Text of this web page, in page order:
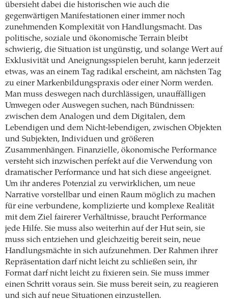
übersieht dabei die historischen wie auch die
gegenwärtigen Manifestationen einer immer noch
zunehmenden Komplexität von Handlungsmacht. Das
politische, soziale und ökonomische Terrain bleibt
schwierig, die Situation ist ungünstig, und solange Wert auf
Exklusivität und Aneignungsspielen beruht, kann jederzeit
etwas, was an einem Tag radikal erscheint, am nächsten Tag
zu einer Markenbildungspraxis oder einer Norm werden.
Man muss deswegen nach durchlässigen, unauffälligen
Umwegen oder Auswegen suchen, nach Bündnissen:
zwischen dem Analogen und dem Digitalen, dem
Lebendigen und dem Nicht-lebendigen, zwischen Objekten
und Subjekten, Individuen und größeren
Zusammenhängen. Finanzielle, ökonomische Performance
versteht sich inzwischen perfekt auf die Verwendung von
dramatischer Performance und hat sich diese angeeignet.
Um ihr anderes Potenzial zu verwirklichen, um neue
Narrative vorstellbar und einen Raum möglich zu machen
für eine verbundene, komplizierte und komplexe Realität
mit dem Ziel fairerer Verhältnisse, braucht Performance
jede Hilfe. Sie muss also weiterhin auf der Hut sein, sie
muss sich entziehen und gleichzeitig bereit sein, neue
Handlungsmächte in sich aufzunehmen. Der Rahmen ihrer
Repräsentation darf nicht leicht zu schließen sein, ihr
Format darf nicht leicht zu fixieren sein. Sie muss immer
einen Schritt voraus sein. Sie muss bereit sein, zu reagieren
und sich auf neue Situationen einzustellen.